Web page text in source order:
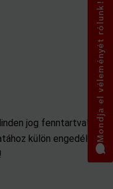
Mondja el véleményét rólunk!
jog fenntartva! •
külön engedély